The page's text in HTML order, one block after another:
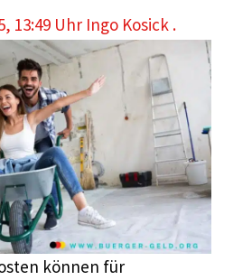
13:49 Uhr Ingo Kosick .
können für